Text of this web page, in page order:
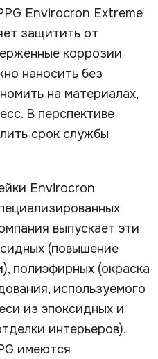
Envirocron Extreme
защитить от
коррозии
наносить без
на материалах,
В перспективе
срок службы
Envirocron
выпускает эти
(повышение
полиэфирных (окраска
используемого
из эпоксидных и
интерьеров).
имеются